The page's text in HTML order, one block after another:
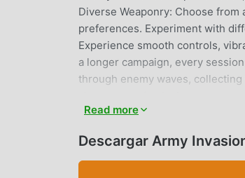
Diverse Weaponry: Choose
preferences. Experiment with
Experience smooth controls,
a longer campaign, every
through enemy waves,
strengthen your team and
challenges ahead.Whether
game offers the perfect mix of
Read more
Descargar Army